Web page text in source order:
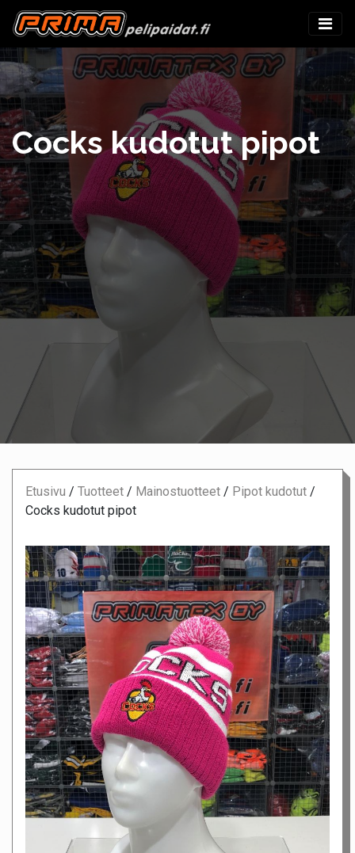
Cocks kudotut pipot
Etusivu / Tuotteet / Mainostuotteet / Pipot kudotut /
Cocks kudotut pipot